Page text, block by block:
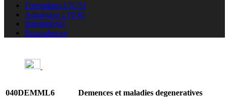
Formations à l'USJ
Admission à l'USJ
International
Équivalences
040DEMML6 Demences et maladies degeneratives